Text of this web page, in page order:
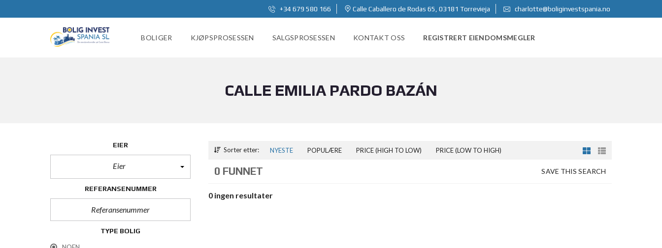
+34 679 580 166 Calle Caballero de Rodas 65, 03181 Torrevieja charlotte@boliginvestspania.no
BOLIGER KJØPSPROSESSEN SALGSPROSESSEN KONTAKT OSS REGISTRERT EIENDOMSMEGLER
CALLE EMILIA PARDO BAZÁN
EIER
Eier
REFERANSENUMMER
TYPE BOLIG
Sorter etter: NYESTE POPULÆRE PRICE (HIGH TO LOW) PRICE (LOW TO HIGH)
SAVE THIS SEARCH
0 FUNNET
0 ingen resultater